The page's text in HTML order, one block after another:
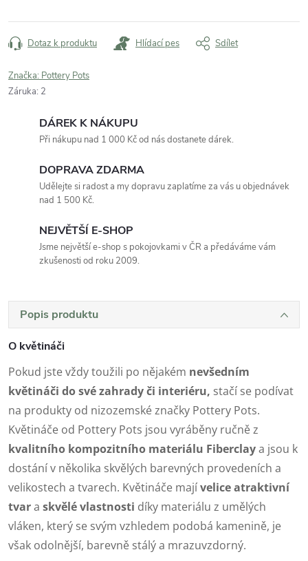
cena:
Dotaz k produktu Hlídací pes Sdílet
Značka: Pottery Pots
Záruka: 2
DÁREK K NÁKUPU
Při nákupu nad 1 000 Kč od nás dostanete dárek.
DOPRAVA ZDARMA
Udělejte si radost a my dopravu zaplatíme za vás u objednávek
nad 1 500 Kč.
NEJVĚTŠÍ E-SHOP
Jsme největší e-shop s pokojovkami v ČR a předáváme vám
zkušenosti od roku 2009.
Popis produktu
O květináči
Pokud jste vždy toužili po nějakém nevšedním
květináči do své zahrady či interiéru, stačí se podívat
na produkty od nizozemské značky Pottery Pots.
Květináče od Pottery Pots jsou vyráběny ručně z
kvalitního kompozitního materiálu Fiberclaya jsou k
dostání v několika skvělých barevných provedeních a
velikostech a tvarech. Květináče majívelice atraktivní
tvara skvělé vlastnosti díky materiálu z umělých
vláken, který se svým vzhledem podobá kamenině, je
však odolnější, barevně stálý a mrazuvzdorný.